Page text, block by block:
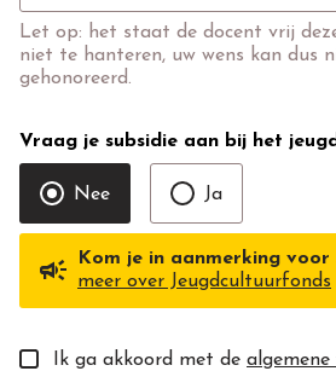
Let op: het staat de docent vrij
niet te hanteren, uw wens kan dus
gehonoreerd.
Vraag je subsidie aan bij het
Nee Ja
campaign Kom je in aanmerking voor
meer over Jeugdcultuurfonds
Ik ga akkoord met de